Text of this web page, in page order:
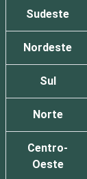
Sudeste
Nordeste
Sul
Norte
Centro-
Oeste